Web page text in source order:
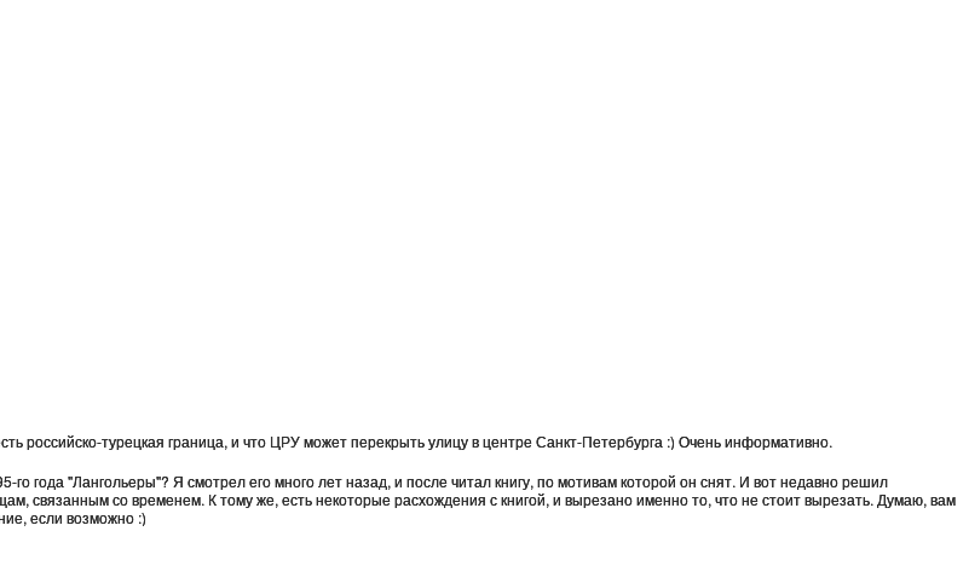
российско-турецкая граница, и что ЦРУ может перекрыть улицу в центре Санкт-Петербурга :) Очень информативно.
года "Лангольеры"? Я смотрел его много лет назад, и после читал книгу, по мотивам которой он снят. И вот недавно решил
связанным со временем. К тому же, есть некоторые расхождения с книгой, и вырезано именно то, что не стоит вырезать. Думаю, вам
если возможно :)